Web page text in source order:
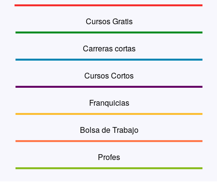
Cursos Gratis
Carreras cortas
Cursos Cortos
Franquicias
Bolsa de Trabajo
Profes